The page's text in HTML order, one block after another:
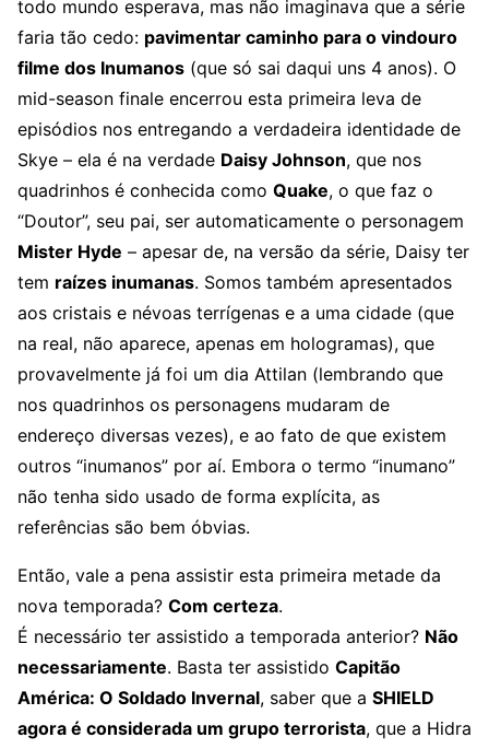
todo mundo esperava, mas não imaginava que a série
faria tão cedo: pavimentar caminho para o vindouro
filme dos Inumanos (que só sai daqui uns 4 anos). O
mid-season finale encerrou esta primeira leva de
episódios nos entregando a verdadeira identidade de
Skye – ela é na verdade Daisy Johnson, que nos
quadrinhos é conhecida como Quake, o que faz o
“Doutor”, seu pai, ser automaticamente o personagem
Mister Hyde – apesar de, na versão da série, Daisy ter
tem raízes inumanas. Somos também apresentados
aos cristais e névoas terrígenas e a uma cidade (que
na real, não aparece, apenas em hologramas), que
provavelmente já foi um dia Attilan (lembrando que
nos quadrinhos os personagens mudaram de
endereço diversas vezes), e ao fato de que existem
outros “inumanos” por aí. Embora o termo “inumano”
não tenha sido usado de forma explícita, as
referências são bem óbvias.
Então, vale a pena assistir esta primeira metade da
nova temporada? Com certeza.
É necessário ter assistido a temporada anterior? Não
necessariamente. Basta ter assistido Capitão
América: O Soldado Invernal, saber que a SHIELD
agora é considerada um grupo terrorista, que a Hidra